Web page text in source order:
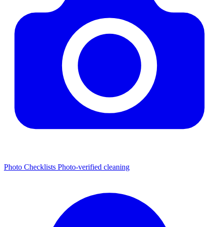
Photo Checklists Photo-verified cleaning